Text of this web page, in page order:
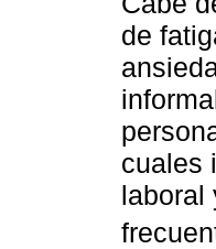
de
cuales
laboral